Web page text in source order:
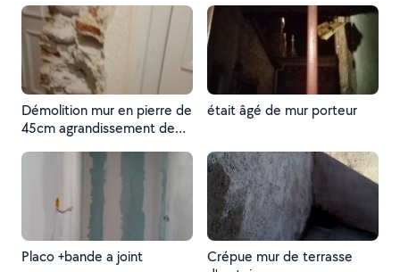
Démolition mur en pierre de
45cm agrandissement de
anbrasure maconer
était âgé de mur porteur
Placo +bande a joint
Crépue mur de terrasse